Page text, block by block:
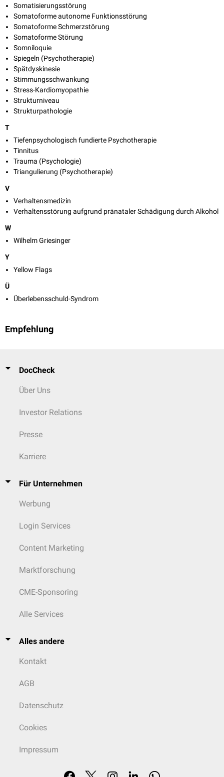
Somatisierungsstörung
Somatoforme autonome Funktionsstörung
Somatoforme Schmerzstörung
Somatoforme Störung
Somniloquie
Spiegeln (Psychotherapie)
Spätdyskinesie
Stimmungsschwankung
Stress-Kardiomyopathie
Strukturniveau
Strukturpathologie
T
Tiefenpsychologisch fundierte Psychotherapie
Tinnitus
Trauma (Psychologie)
Triangulierung (Psychotherapie)
V
Verhaltensmedizin
Verhaltensstörung aufgrund pränataler Schädigung durch Alkohol
W
Wilhelm Griesinger
Y
Yellow Flags
Ü
Überlebensschuld-Syndrom
Empfehlung
DocCheck
Über Uns
Investor Relations
Presse
Karriere
Für Unternehmen
Werbung
Login Services
Content Marketing
Marktforschung
CME-Sponsoring
Alle Services
Alles andere
Kontakt
AGB
Datenschutz
Cookies
Impressum